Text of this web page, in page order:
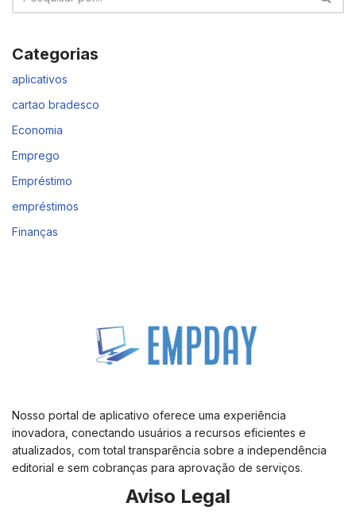
Categorias
aplicativos
cartao bradesco
Economia
Emprego
Empréstimo
empréstimos
Finanças
Nosso portal de aplicativo oferece uma experiência
inovadora, conectando usuários a recursos eficientes e
atualizados, com total transparência sobre a independência
editorial e sem cobranças para aprovação de serviços.
Aviso Legal